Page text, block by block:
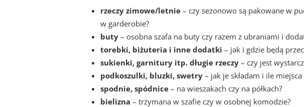
rzeczy zimowe/letnie – czy sezonowo są pakowane w
w garderobie?
buty – osobna szafa na buty czy razem z ubraniami i
torebki, biżuteria i inne dodatki – jak i gdzie będą
sukienki, garnitury itp. długie rzeczy – czy jest
podkoszulki, bluzki, swetry – jak je składam i ile miejsca
spodnie, spódnice – na wieszakach czy na półkach?
bielizna – trzymana w szafie czy w osobnej komodzie?